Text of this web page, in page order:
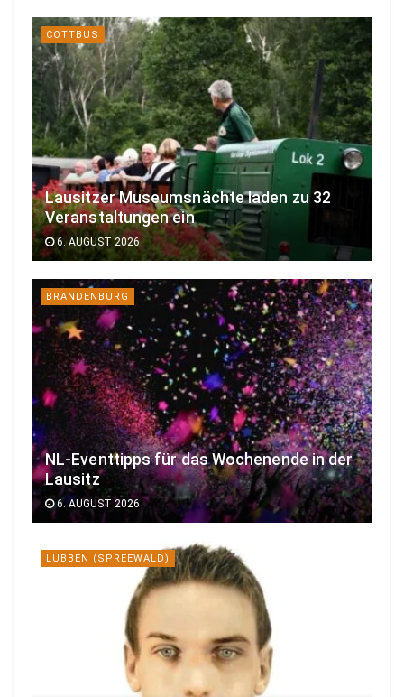
COTTBUS
Lausitzer Museumsnächte laden zu 32
Veranstaltungen ein
6. AUGUST 2026
BRANDENBURG
NL-Eventtipps für das Wochenende in der
Lausitz
6. AUGUST 2026
LÜBBEN (SPREEWALD)